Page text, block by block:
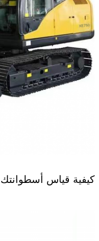
كيفية قياس